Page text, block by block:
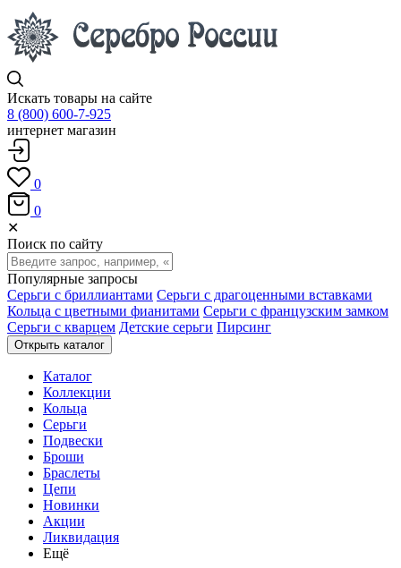
Искать товары на сайте
8 (800) 600-7-925
интернет магазин
0
0
✕
Поиск по сайту
Популярные запросы
Серьги с бриллиантами Серьги с драгоценными вставками
Кольца с цветными фианитами Серьги с французским замком
Серьги с кварцем Детские серьги Пирсинг
Открыть каталог
Каталог
Коллекции
Кольца
Серьги
Подвески
Броши
Браслеты
Цепи
Новинки
Акции
Ликвидация
Ещё